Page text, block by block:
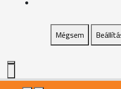
Mégsem